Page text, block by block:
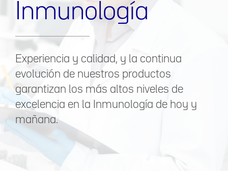
Inmunología
Experiencia y calidad, y la continua
evolución de nuestros productos
garantizan los más altos niveles de
excelencia en la Inmunología de hoy y
mañana.